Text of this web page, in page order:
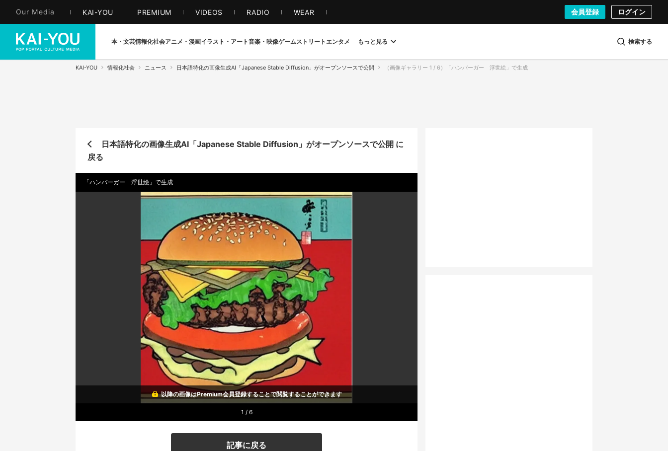
Our Media KAI-YOU PREMIUM VIDEOS RADIO WEAR 会員登録 ログイン
本・文芸情報化社会アニメ・漫画イラスト・アート音楽・映像ゲームストリート エンタメ もっと見る 検索する
KAI-YOU 情報化社会 ニュース 日本語特化の画像生成AI「Japanese Stable Diffusion」がオープンソースで公開 （画像ギャラリー 1 / 6）「ハンバーガー 浮世絵」で生成
日本語特化の画像生成AI「Japanese Stable Diffusion」がオープンソースで公開 に
戻る
「ハンバーガー 浮世絵」で生成
以降の画像はPremium会員登録することで閲覧することができます
1 / 6
記事に戻る